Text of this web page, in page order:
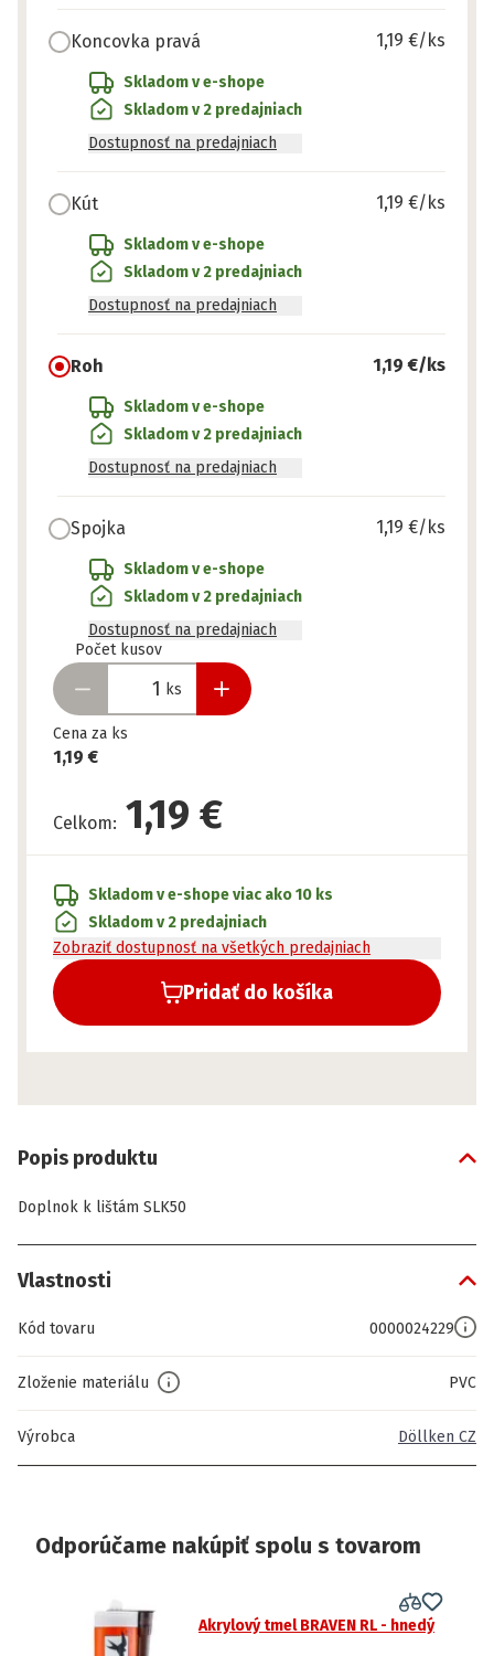
Koncovka pravá 1,19 €/ks
Skladom v e-shope
Skladom v 2 predajniach
Dostupnosť na predajniach
Kút 1,19 €/ks
Skladom v e-shope
Skladom v 2 predajniach
Dostupnosť na predajniach
Roh 1,19 €/ks
Skladom v e-shope
Skladom v 2 predajniach
Dostupnosť na predajniach
Spojka 1,19 €/ks
Skladom v e-shope
Skladom v 2 predajniach
Dostupnosť na predajniach
Počet kusov
ks
Pripravené
Cena za ks
1,19 €
Celkom: 1,19 €
Pridať do košíka
Skladom v e-shopeviac ako 10 ks
Skladom v 2 predajniach
Zobraziť dostupnosť na všetkých predajniach
Popis produktu
Doplnok k lištám SLK50
Vlastnosti
Kód tovaru 0000024229
Zloženie materiálu PVC
Výrobca Döllken CZ
Odporúčame nakúpiť spolu s tovarom
Akrylový tmel BRAVEN RL - hnedý